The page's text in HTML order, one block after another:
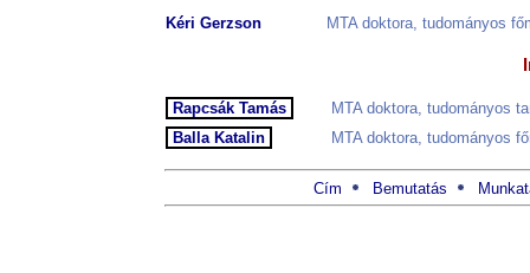
Kéri Gerzson MTA doktora, tudományos
Rapcsák Tamás
MTA doktora, tudományos
Balla Katalin
MTA doktora, tudományos
Cím Bemutatás